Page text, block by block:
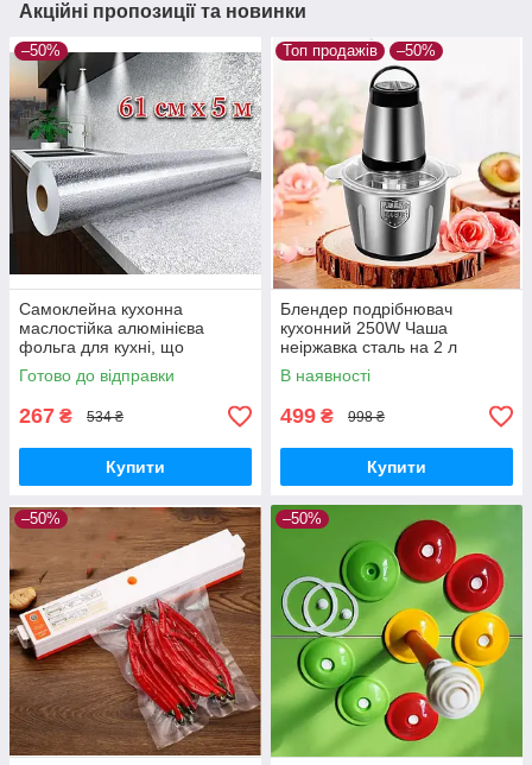
Акційні пропозиції та новинки
–50%
Самоклейна кухонна
маслостійка алюмінієва
фольга для кухні, що
клеїться плівка для
обклеювання кухні
Готово до відправки
267 ₴ 534 ₴
Купити
Топ продажів –50%
Блендер подрібнювач
кухонний 250W Чаша
неіржавка сталь на 2 л
Подвійне лезо Чопер
Електричний блендер для
кухні
В наявності
499 ₴ 998 ₴
Купити
–50% –50%